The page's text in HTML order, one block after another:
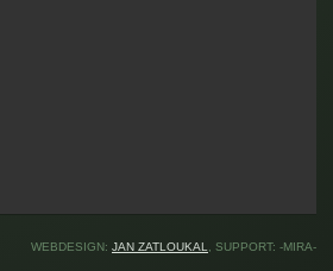
WEBDESIGN: JAN ZATLOUKAL , SUPPORT: -MIRA-